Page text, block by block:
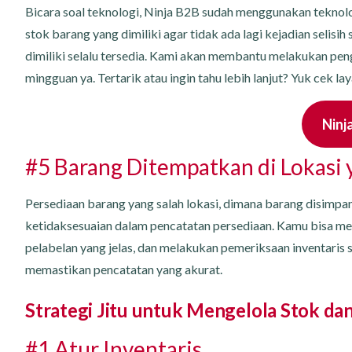
Bicara soal teknologi, Ninja B2B sudah menggunakan
stok barang yang dimiliki agar tidak ada lagi kejadian
dimiliki selalu tersedia. Kami akan membantu melakukan
mingguan ya. Tertarik atau ingin tahu lebih lanjut? Yuk cek
#5 Barang Ditempatkan di Lokasi
Persediaan barang yang salah lokasi, dimana barang
ketidaksesuaian dalam pencatatan persediaan. Kamu bisa
pelabelan yang jelas, dan melakukan pemeriksaan
memastikan pencatatan yang akurat.
Strategi Jitu untuk Mengelola Stok